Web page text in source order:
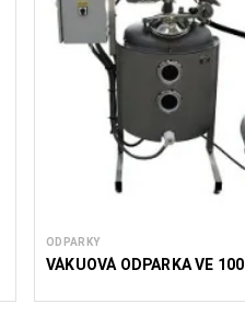
ODPARKY
VÁKUOVÁ ODPARKA VE 100